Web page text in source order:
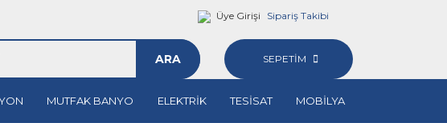
Üye Girişi Sipariş Takibi
ARA SEPETİM
MUTFAK BANYO ELEKTRİK TESİSAT MOBİLYA